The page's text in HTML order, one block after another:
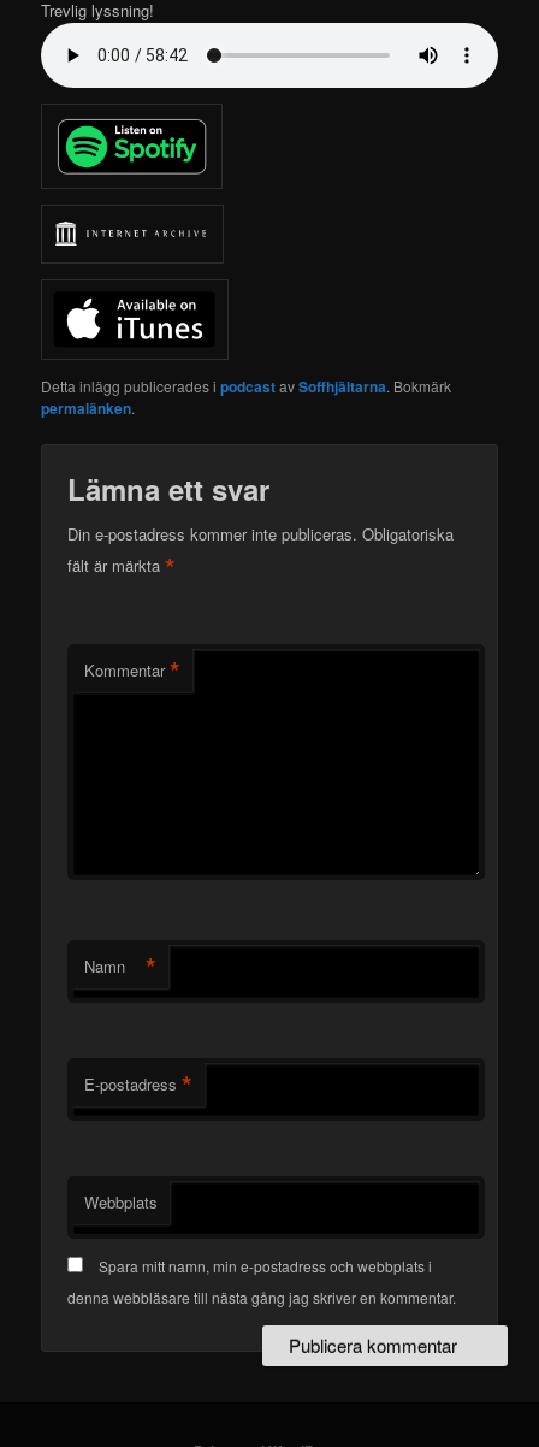
Trevlig lyssning!
Detta inlägg publicerades ipodcastavSoffhjältarna. Bokmärk
permalänken.
Lämna ett svar
Din e-postadress kommer inte publiceras. Obligatoriska
fält är märkta*
Kommentar *
Namn *
E-postadress *
Webbplats
Spara mitt namn, min e-postadress och webbplats i
denna webbläsare till nästa gång jag skriver en kommentar.